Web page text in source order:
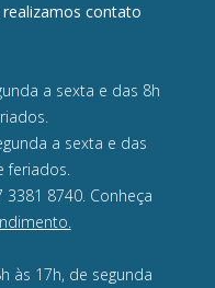
contato
a sexta e das 8h
a sexta e das
feriados.
8740. Conheça
às 17h, de segunda